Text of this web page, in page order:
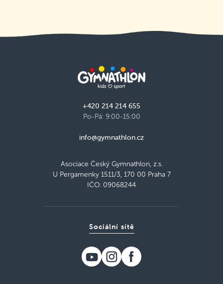
+420 214 214 655
Po-Pá: 9:00-15:00
info@gymnathlon.cz
Asociace Český Gymnathlon, z.s.
U Pergamenky 1511/3, 170 00 Praha 7
IČO: 09068244
Sociální sítě